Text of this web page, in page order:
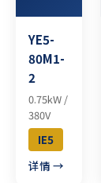
YE5-
80M1-
2
0.75kW /
380V
IE5
详情 →